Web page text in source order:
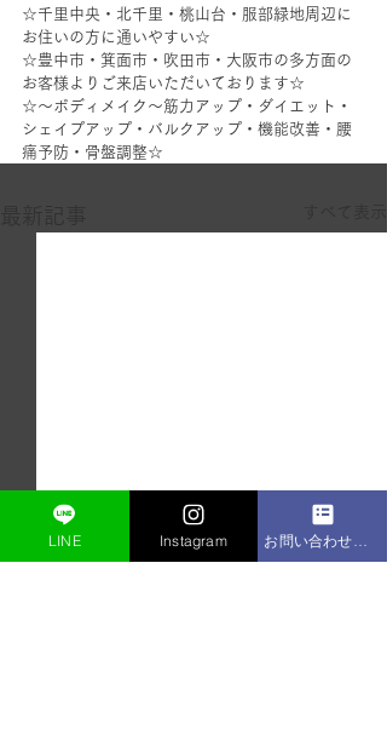
☆千里中央・北千里・桃山台・服部緑地周辺に
お住いの方に通いやすい☆
☆豊中市・箕面市・吹田市・大阪市の多方面の
お客様よりご来店いただいております☆
☆～ボディメイク～筋力アップ・ダイエット・
シェイプアップ・バルクアップ・機能改善・腰
痛予防・骨盤調整☆
LINE Instagram